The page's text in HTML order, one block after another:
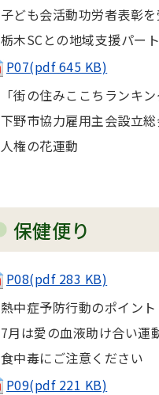
子ども会活動功労者表彰
栃木SCとの地域支援パー
P07(pdf 645 KB)
「街の住みここちランキ
下野市協力雇用主会設立
人権の花運動
保健便り
P08(pdf 283 KB)
熱中症予防行動のポイント
7月は愛の血液助け合い運
食中毒にご注意ください
P09(pdf 221 KB)